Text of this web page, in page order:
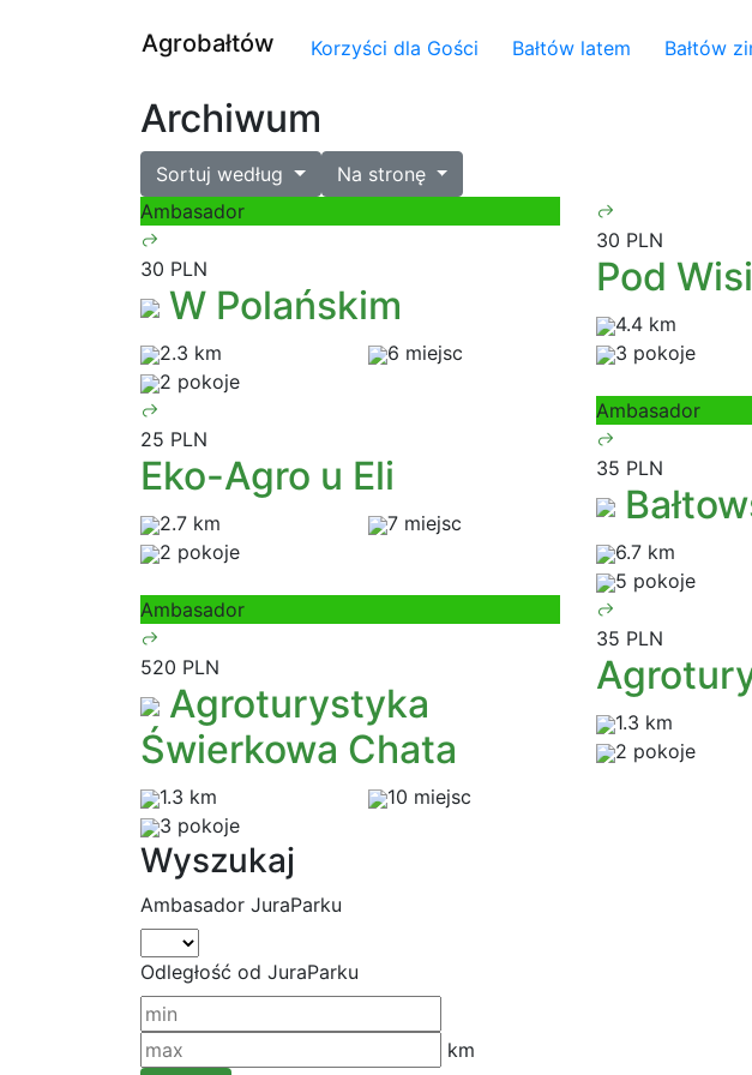
Agrobałtów Korzyści dla Gości Bałtów latem Bałtów
Archiwum
Sortuj według
Na stronę
Ambasador
30 PLN
W Polańskim
2.3 km
6 miejsc
2 pokoje
30 PLN
Pod
4.4 km
3 pokoje
25 PLN
Eko-Agro u Eli
2.7 km
7 miejsc
2 pokoje
Ambasador
35 PLN
6.7 km
5 pokoje
Ambasador
520 PLN
Agroturystyka
Świerkowa Chata
1.3 km
10 miejsc
3 pokoje
35 PLN
1.3 km
2 pokoje
Wyszukaj
Ambasador JuraParku
Odległość od JuraParku
km